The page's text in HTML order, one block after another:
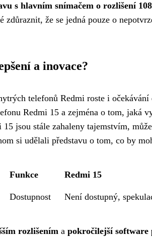
s hlavním snímačem o rozlišení
zdůraznit, že se jedná pouze o
a inovace?
telefonů Redmi roste i
Redmi 15 a zejména o tom, jaká
jsou stále zahaleny tajemstvím,
si udělali představu o tom, co by
Funkce Redmi 15
Dostupnost Není dostupný,
rozlišením a pokročilejší software